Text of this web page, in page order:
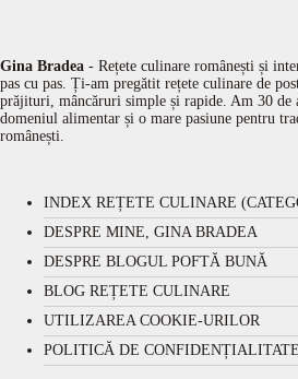
Gina Bradea - Rețete culinare românești și
pas cu pas. Ți-am pregătit rețete culinare de
prăjituri, mâncăruri simple și rapide. Am 30 de
domeniul alimentar și o mare pasiune pentru
românești.
INDEX REȚETE CULINARE
DESPRE MINE, GINA BRADEA
DESPRE BLOGUL POFTĂ BUNĂ
BLOG REȚETE CULINARE
UTILIZAREA COOKIE-URILOR
POLITICĂ DE CONFIDENȚIALITATE